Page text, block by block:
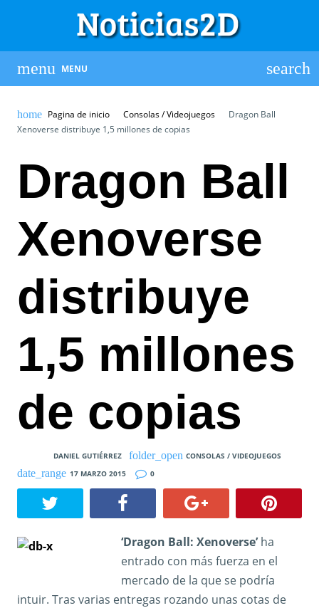
MENU
Pagina de inicio Consolas / Videojuegos
Dragon Ball
Xenoverse distribuye 1,5 millones de copias
Dragon Ball
Xenoverse
distribuye
1,5 millones
de copias
DANIEL GUTIÉRREZ
CONSOLAS / VIDEOJUEGOS
17 MARZO 2015
0
‘Dragon Ball: Xenoverse’ha
entrado con más fuerza en el
mercado de la que se podría
intuir. Tras varias entregas rozando unas cotas de